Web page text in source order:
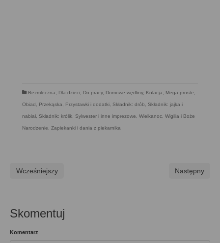
Bezmleczna Dla dzieci Do pracy, Domowe wędliny, Kolacja Mega proste
Obiad Przekąska Przystawki i dodatki Składnik: drób Składnik: jajka i
nabiał Składnik: królik Sylwester i inne imprezowe Wielkanoc Wigilia i Boże
Narodzenie Zapiekanki i dania z piekarnika
Wcześniejszy Następny
Skomentuj
Komentarz